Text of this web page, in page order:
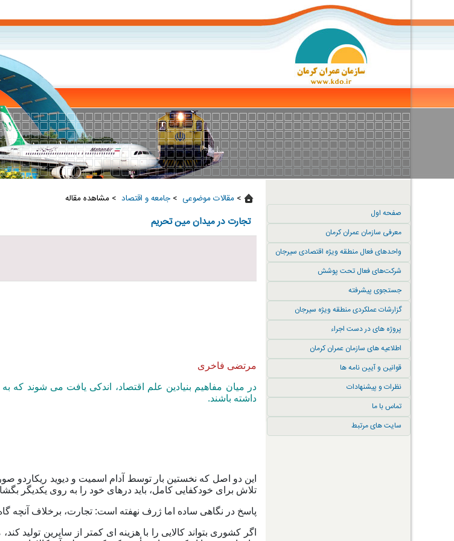
صفحه اول
معرفی سازمان عمران کرمان
واحدهای فعال منطقه ویژه اقتصادی سیرجان
شرکت‌های فعال تحت پوشش
جستجوی پیشرفته
گزارشات عملکردی منطقه ویژه سیرجان
پروژه های در دست اجراء
اطلاعیه های سازمان عمران کرمان
قوانین و آیین نامه ها
نظرات و پیشنهادات
تماس با ما
سایت های مرتبط
> مقالات موضوعی ‏ > جامعه و اقتصاد ‏ > مشاهده مقاله
تجارت در میدان مین تحریم
مرتضی فاخری
در میان مفاهیم بنیادین علم اقتصاد، اندکی یافت می شوند
داشته باشند.
این دو اصل که نخستین بار توسط آدام اسمیت و دیوید ریکاردو
تلاش برای خودکفایی کامل، باید درهای خود را به روی یکدیگر
پاسخ در نگاهی ساده اما ژرف نهفته است: تجارت، برخلاف آنچه
اگر کشوری بتواند کالایی را با هزینه ای کمتر از سایرین